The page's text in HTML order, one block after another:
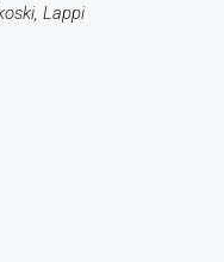
Lappi